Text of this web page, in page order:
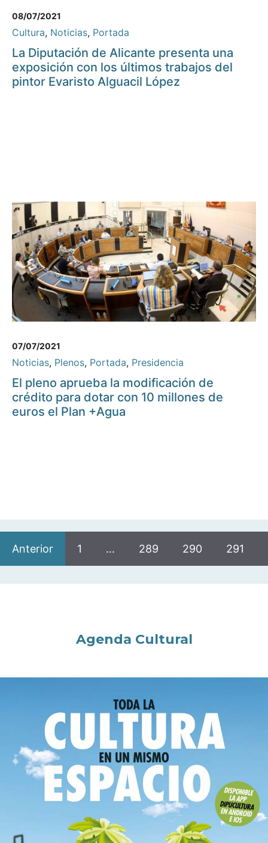
08/07/2021
Cultura, Noticias, Portada
La Diputación de Alicante presenta una
exposición con los últimos trabajos del
pintor Evaristo Alguacil López
07/07/2021
Noticias, Plenos, Portada, Presidencia
El pleno aprueba la modificación de
crédito para dotar con 10 millones de
euros el Plan +Agua
Anterior 1 … 289 290 291
Agenda Cultural